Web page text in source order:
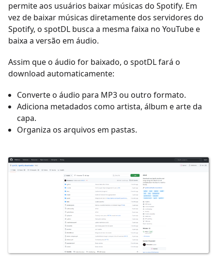
permite aos usuários baixar músicas do Spotify. Em
vez de baixar músicas diretamente dos servidores do
Spotify, o spotDL busca a mesma faixa no YouTube e
baixa a versão em áudio.
Assim que o áudio for baixado, o spotDL fará o
download automaticamente:
Converte o áudio para MP3 ou outro formato.
Adiciona metadados como artista, álbum e arte da
capa.
Organiza os arquivos em pastas.